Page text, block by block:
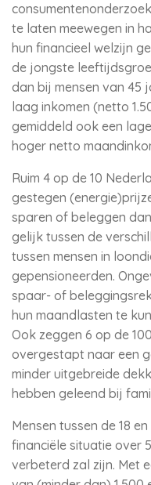
te laten meewegen in
hun financieel welzijn
de jongste
dan bij mensen van 45
laag inkomen (netto
gemiddeld ook een
hoger netto
Ruim 4 op de 10
gestegen
sparen of beleggen
gelijk tussen de
tussen mensen in
gepensioneerden.
spaar- of
hun maandlasten te
Ook zeggen 6 op de
overgestapt naar een
minder uitgebreide
hebben geleend bij
Mensen tussen de 18
financiële situatie over
verbeterd zal zijn. Met